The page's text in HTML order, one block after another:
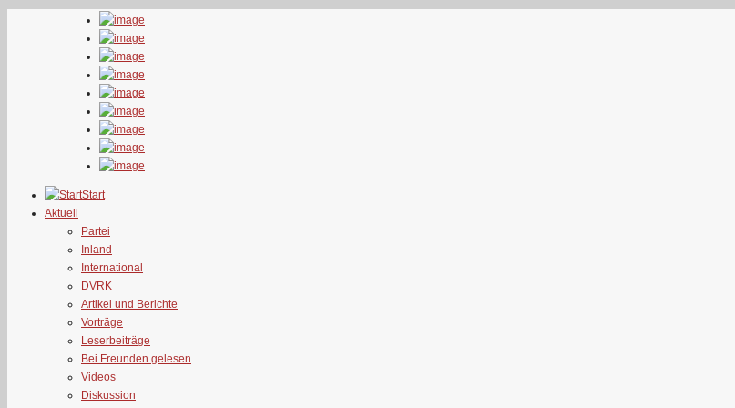
Start
Aktuell
Partei
Inland
International
DVRK
Artikel und Berichte
Vorträge
Leserbeiträge
Bei Freunden gelesen
Videos
Diskussion